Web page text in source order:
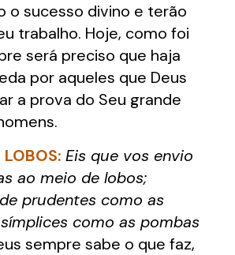
o sucesso divino e terão
trabalho. Hoje, como foi
será preciso que haja
por aqueles que Deus
a prova do Seu grande
LOBOS: Eis que vos envio
ao meio de lobos;
prudentes como as
como as pombas
sempre sabe o que faz,